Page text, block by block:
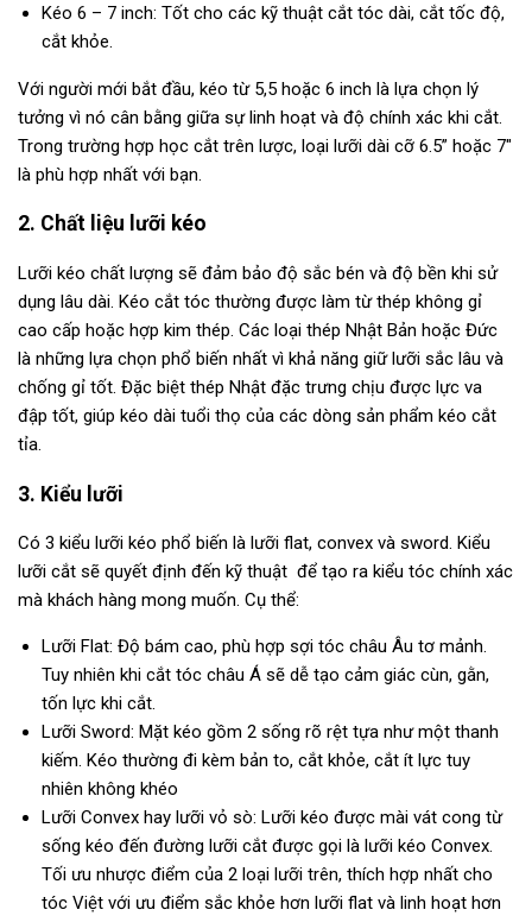
Kéo 6 – 7 inch: Tốt cho các kỹ thuật cắt tóc dài, cắt tốc độ,
cắt khỏe.
Với người mới bắt đầu, kéo từ 5,5 hoặc 6 inch là lựa chọn lý
tưởng vì nó cân bằng giữa sự linh hoạt và độ chính xác khi cắt.
Trong trường hợp học cắt trên lược, loại lưỡi dài cỡ 6.5” hoặc 7″
là phù hợp nhất với bạn.
2. Chất liệu lưỡi kéo
Lưỡi kéo chất lượng sẽ đảm bảo độ sắc bén và độ bền khi sử
dụng lâu dài. Kéo cắt tóc thường được làm từ thép không gỉ
cao cấp hoặc hợp kim thép. Các loại thép Nhật Bản hoặc Đức
là những lựa chọn phổ biến nhất vì khả năng giữ lưỡi sắc lâu và
chống gỉ tốt. Đặc biệt thép Nhật đặc trưng chịu được lực va
đập tốt, giúp kéo dài tuổi thọ của các dòng sản phẩm kéo cắt
tỉa.
3. Kiểu lưỡi
Có 3 kiểu lưỡi kéo phổ biến là lưỡi flat, convex và sword. Kiểu
lưỡi cắt sẽ quyết định đến kỹ thuật để tạo ra kiểu tóc chính xác
mà khách hàng mong muốn. Cụ thể:
Lưỡi Flat: Độ bám cao, phù hợp sợi tóc châu Âu tơ mảnh.
Tuy nhiên khi cắt tóc châu Á sẽ dễ tạo cảm giác cùn, gằn,
tốn lực khi cắt.
Lưỡi Sword: Mặt kéo gồm 2 sống rõ rệt tựa như một thanh
kiếm. Kéo thường đi kèm bản to, cắt khỏe, cắt ít lực tuy
nhiên không khéo
Lưỡi Convex hay lưỡi vỏ sò: Lưỡi kéo được mài vát cong từ
sống kéo đến đường lưỡi cắt được gọi là lưỡi kéo Convex.
Tối ưu nhược điểm của 2 loại lưỡi trên, thích hợp nhất cho
tóc Việt với ưu điểm sắc khỏe hơn lưỡi flat và linh hoạt hơn